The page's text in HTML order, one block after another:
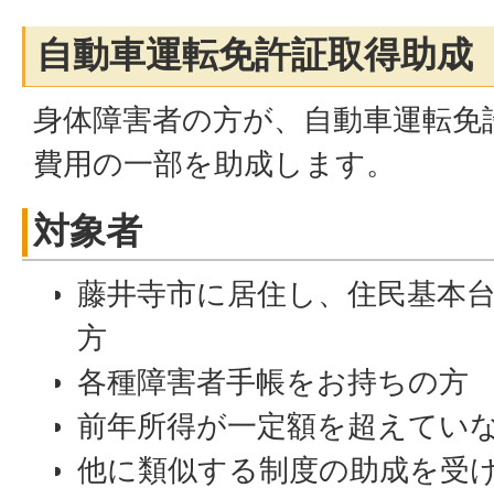
自動車運転免許証取得助成
身体障害者の方が、自動車運転
費用の一部を助成します。
対象者
藤井寺市に居住し、住民基本
方
各種障害者手帳をお持ちの方
前年所得が一定額を超えてい
他に類似する制度の助成を受